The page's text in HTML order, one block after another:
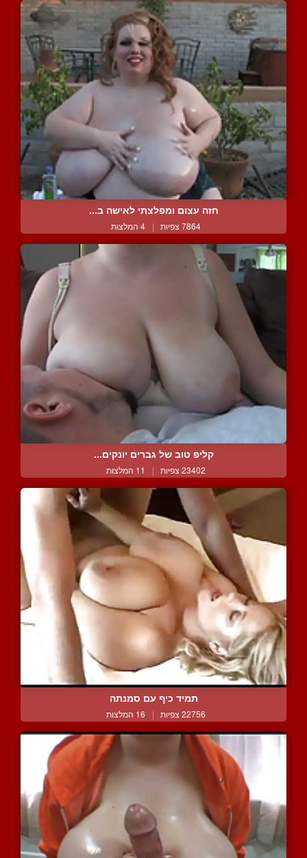
חזה עצום ומפלצתי לאישה ב...
7864 צפיות | 4 המלצות
קליפ טוב של גברים יונקים...
23402 צפיות | 11 המלצות
תמיד כיף עם סמנתה
22756 צפיות | 16 המלצות